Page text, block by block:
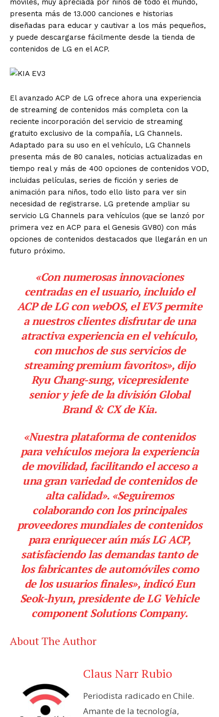
móviles, muy apreciada por niños de todo el mundo,
presenta más de 13.000 canciones e historias
diseñadas para educar y cautivar a los más pequeños,
y puede descargarse fácilmente desde la tienda de
contenidos de LG en el ACP.
El avanzado ACP de LG ofrece ahora una experiencia
de streaming de contenidos más completa con la
reciente incorporación del servicio de streaming
gratuito exclusivo de la compañía, LG Channels.
Adaptado para su uso en el vehículo, LG Channels
presenta más de 80 canales, noticias actualizadas en
tiempo real y más de 400 opciones de contenidos VOD,
incluidas películas, series de ficción y series de
animación para niños, todo ello listo para ver sin
necesidad de registrarse. LG pretende ampliar su
servicio LG Channels para vehículos (que se lanzó por
primera vez en ACP para el Genesis GV80) con más
opciones de contenidos destacados que llegarán en un
futuro próximo.
«Con numerosas innovaciones
centradas en el usuario, incluido el
ACP de LG con webOS, el EV3 permite
a nuestros clientes disfrutar de una
atractiva experiencia en el vehículo,
con muchos de sus servicios de
streaming premium favoritos», dijo
Ryu Chang-sung, vicepresidente
senior y jefe de la división Global
Brand & CX de Kia.
«Nuestra plataforma de contenidos
para vehículos mejora la experiencia
de movilidad, facilitando el acceso a
una gran variedad de contenidos de
alta calidad». «Seguiremos
colaborando con los principales
proveedores mundiales de contenidos
para enriquecer aún más LG ACP,
satisfaciendo las demandas tanto de
los fabricantes de automóviles como
de los usuarios finales», indicó Eun
Seok-hyun, presidente de LG Vehicle
component Solutions Company.
About The Author
Claus Narr Rubio
Periodista radicado en Chile.
Amante de la tecnología,